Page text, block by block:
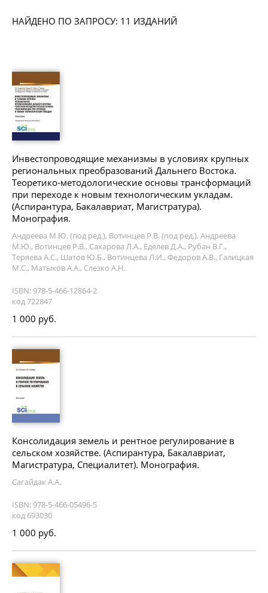
НАЙДЕНО ПО ЗАПРОСУ: 11 ИЗДАНИЙ
Инвестопроводящие механизмы в условиях крупных
региональных преобразований Дальнего Востока.
Теоретико-методологические основы трансформаций
при переходе к новым технологическим укладам.
(Аспирантура, Бакалавриат, Магистратура).
Монография.
Андреева М.Ю. (под ред.), Вотинцев Р.В. (под ред.), Андреева
М.Ю., Вотинцев Р.В., Сахарова Л.А., Еделев Д.А., Рубан В.Г.,
Теряева А.С., Шатов Ю.Б., Вотинцева Л.И., Федоров А.В., Галицкая
М.С., Матыков А.А., Слезко А.Н.
ISBN: 978-5-466-12864-2
код 722847
1 000 руб.
Консолидация земель и рентное регулирование в
сельском хозяйстве. (Аспирантура, Бакалавриат,
Магистратура, Специалитет). Монография.
Сагайдак А.А.
ISBN: 978-5-466-05496-5
код 693030
1 000 руб.